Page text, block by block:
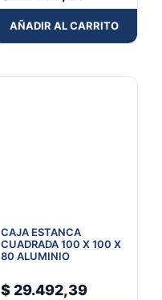
AÑADIR AL CARRITO
CAJA ESTANCA
CUADRADA 100 X 100 X
80 ALUMINIO
$29.492,39